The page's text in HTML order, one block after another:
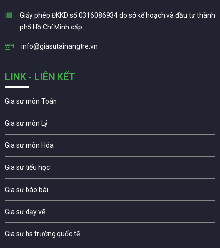
Giấy phép ĐKKD số 0316086934 do sở kế hoạch và đầu tư thành
phố Hồ Chí Minh cấp
info@giasutainangtre.vn
LINK - LIÊN KẾT
Gia sư môn Toán
Gia sư môn Lý
Gia sư môn Hóa
Gia sư tiểu học
Gia sư báo bài
Gia sư dạy vẽ
Gia sư hs trường quốc tế